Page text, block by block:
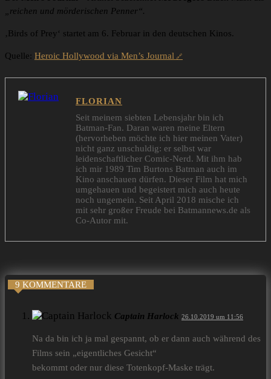
„reichen und mörderischen Penner“.
‚Birds of Prey‘ startet am 6. Februar in den deutschen Kinos.
Quelle: Heroic Hollywood via Men’s Journal
FLORIAN
Seit meinem siebten Lebensjahr bin ich
Batman-Fan. Daran waren meine Eltern
(hervorheben möchte ich hier meinen Vater)
nicht ganz unschuldig: er selbst war
leidenschaftlicher Comic-Nerd. Mit ihm hab
ich mir 1989 Tim Burtons Batman auch im
Kino anschauen dürfen. Dieser Film hat mich
umgehauen und begeistert mich auch heute
noch ungemein. Seit April 2018 mische ich
mit sehr großer Freude bei Batmannews.de als
Co-Autor mit.
9 KOMMENTARE
Captain Harlock 26.10.2019 um 11:56
Na da bin ich ja mal gespannt, ob er dann auch während des
Films sein „eigentliches Gesicht“
bekommt oder nur diese Totenkopf-Maske trägt.